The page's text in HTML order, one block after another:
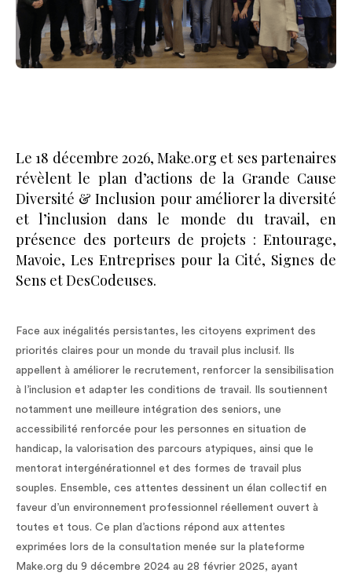
Le 18 décembre 2026, Make.org et ses partenaires
révèlent le plan d’actions de la Grande Cause
Diversité & Inclusion pour améliorer la diversité
et l’inclusion dans le monde du travail, en
présence des porteurs de projets : Entourage,
Mavoie, Les Entreprises pour la Cité, Signes de
Sens et DesCodeuses.
Face aux inégalités persistantes, les citoyens expriment des
priorités claires pour un monde du travail plus inclusif. Ils
appellent à améliorer le recrutement, renforcer la sensibilisation
à l’inclusion et adapter les conditions de travail. Ils soutiennent
notamment une meilleure intégration des seniors, une
accessibilité renforcée pour les personnes en situation de
handicap, la valorisation des parcours atypiques, ainsi que le
mentorat intergénérationnel et des formes de travail plus
souples. Ensemble, ces attentes dessinent un élan collectif en
faveur d’un environnement professionnel réellement ouvert à
toutes et tous. Ce plan d’actions répond aux attentes
exprimées lors de la consultation menée sur la plateforme
Make.org du 9 décembre 2024 au 28 février 2025, ayant